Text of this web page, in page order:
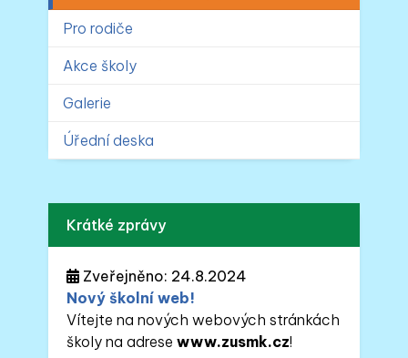
Pro rodiče
Akce školy
Galerie
Úřední deska
Krátké zprávy
Zveřejněno: 24.8.2024
Nový školní web!
Vítejte na nových webových stránkách
školy na adresewww.zusmk.cz!